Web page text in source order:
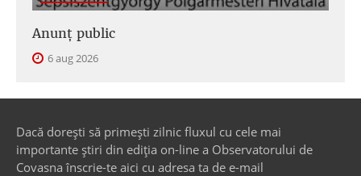
Anunţ public
6 aug 2026
Dacă dorești să primești zilnic fluxul cu cele mai
importante știri din ediția on-line a Observatorului de
Covasna înscrie-te aici cu adresa ta de e-mail